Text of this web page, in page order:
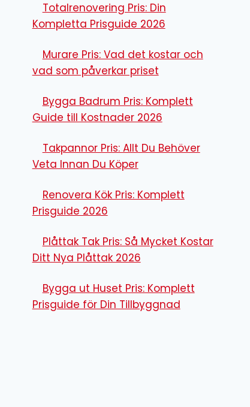
Totalrenovering Pris: Din
Kompletta Prisguide 2026
Murare Pris: Vad det kostar och
vad som påverkar priset
Bygga Badrum Pris: Komplett
Guide till Kostnader 2026
Takpannor Pris: Allt Du Behöver
Veta Innan Du Köper
Renovera Kök Pris: Komplett
Prisguide 2026
Plåttak Tak Pris: Så Mycket Kostar
Ditt Nya Plåttak 2026
Bygga ut Huset Pris: Komplett
Prisguide för Din Tillbyggnad